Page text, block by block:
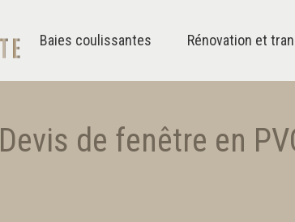
Baies coulissantes Rénovation et
Devis de fenêtre en